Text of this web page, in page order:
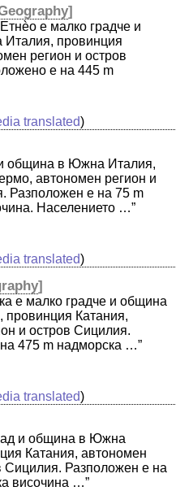
]
е малко градче и
провинция
регион и остров
е на 445 m
translated)
община в Южна Италия,
автономен регион и
Разположен е на 75 m
Населението …”
translated)
]
е малко градче и община
Катания,
и остров Сицилия.
475 m надморска …”
translated)
и община в Южна
Катания, автономен
Сицилия. Разположен е на
височина …”